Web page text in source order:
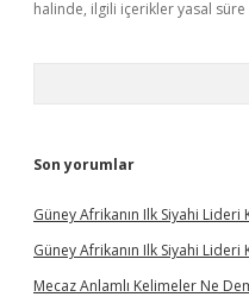
halinde, ilgili içerikler yasal süre
Son yorumlar
Güney Afrikanın Ilk Siyahi Lideri
Güney Afrikanın Ilk Siyahi Lideri
Mecaz Anlamlı Kelimeler Ne